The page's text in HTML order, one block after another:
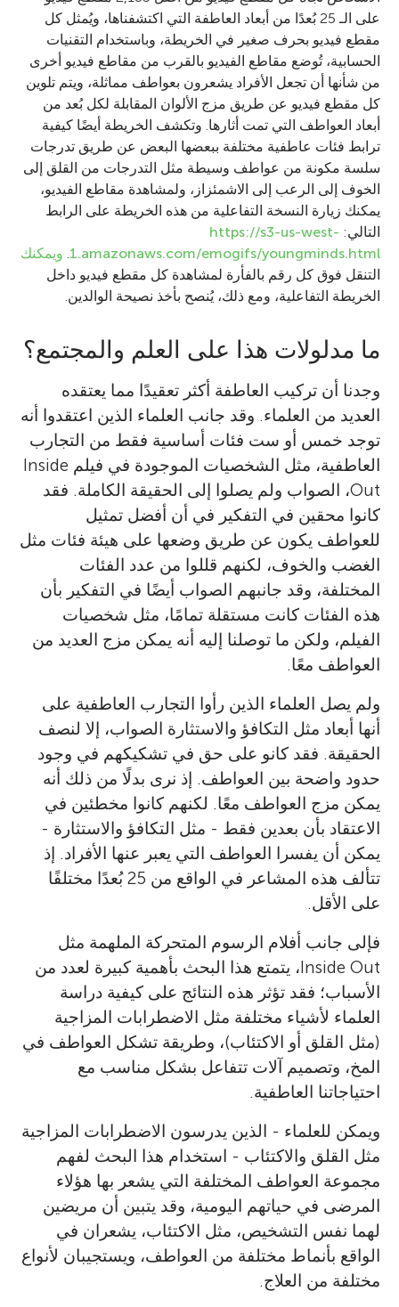
على الـ 25 بُعدًا من أبعاد العاطفة التي اكتشفناها، ويُمثل كل
مقطع فيديو بحرف صغير في الخريطة، وباستخدام التقنيات
الحسابية، تُوضع مقاطع الفيديو بالقرب من مقاطع فيديو أخرى
من شأنها أن تجعل الأفراد يشعرون بعواطف مماثلة، ويتم تلوين
كل مقطع فيديو عن طريق مزج الألوان المقابلة لكل بُعد من
أبعاد العواطف التي تمت أثارها. وتكشف الخريطة أيضًا كيفية
ترابط فئات عاطفية مختلفة ببعضها البعض عن طريق تدرجات
سلسة مكونة من عواطف وسيطة مثل التدرجات من القلق إلى
الخوف إلى الرعب إلى الاشمئزاز، ولمشاهدة مقاطع الفيديو،
يمكنك زيارة النسخة التفاعلية من هذه الخريطة على الرابط
التالي: https://s3-us-west-
1.amazonaws.com/emogifs/youngminds.html ويمكنك
التنقل فوق كل رقم بالفأرة لمشاهدة كل مقطع فيديو داخل
الخريطة التفاعلية، ومع ذلك، يُنصح بأخذ نصيحة الوالدين.
ما مدلولات هذا على العلم والمجتمع؟
وجدنا أن تركيب العاطفة أكثر تعقيدًا مما يعتقده
العديد من العلماء. وقد جانب العلماء الذين اعتقدوا أنه
توجد خمس أو ست فئات أساسية فقط من التجارب
العاطفية، مثل الشخصيات الموجودة في فيلم Inside
Out، الصواب ولم يصلوا إلى الحقيقة الكاملة. فقد
كانوا محقين في التفكير في أن أفضل تمثيل
للعواطف يكون عن طريق وضعها على هيئة فئات مثل
الغضب والخوف، لكنهم قللوا من عدد الفئات
المختلفة، وقد جانبهم الصواب أيضًا في التفكير بأن
هذه الفئات كانت مستقلة تمامًا، مثل شخصيات
الفيلم، ولكن ما توصلنا إليه أنه يمكن مزج العديد من
العواطف معًا.
ولم يصل العلماء الذين رأوا التجارب العاطفية على
أنها أبعاد مثل التكافؤ والاستثارة الصواب، إلا لنصف
الحقيقة. فقد كانو على حق في تشكيكهم في وجود
حدود واضحة بين العواطف. إذ نرى بدلًا من ذلك أنه
يمكن مزج العواطف معًا. لكنهم كانوا مخطئين في
الاعتقاد بأن بعدين فقط - مثل التكافؤ والاستثارة -
يمكن أن يفسرا العواطف التي يعبر عنها الأفراد. إذ
تتألف هذه المشاعر في الواقع من 25 بُعدًا مختلفًا
على الأقل.
فإلى جانب أفلام الرسوم المتحركة الملهمة مثل
Inside Out، يتمتع هذا البحث بأهمية كبيرة لعدد من
الأسباب؛ فقد تؤثر هذه النتائج على كيفية دراسة
العلماء لأشياء مختلفة مثل الاضطرابات المزاجية
(مثل القلق أو الاكتئاب)، وطريقة تشكل العواطف في
المخ، وتصميم آلات تتفاعل بشكل مناسب مع
احتياجاتنا العاطفية.
ويمكن للعلماء - الذين يدرسون الاضطرابات المزاجية
مثل القلق والاكتئاب - استخدام هذا البحث لفهم
مجموعة العواطف المختلفة التي يشعر بها هؤلاء
المرضى في حياتهم اليومية، وقد يتبين أن مريضين
لهما نفس التشخيص، مثل الاكتئاب، يشعران في
الواقع بأنماط مختلفة من العواطف، ويستجيبان لأنواع
مختلفة من العلاج.